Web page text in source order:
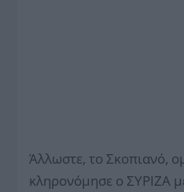
Άλλωστε, το Σκοπιανό,
κληρονόμησε ο ΣΥΡΙΖΑ